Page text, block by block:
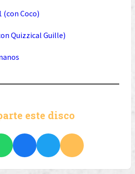
(con Coco)
Quizzical Guille)
este disco